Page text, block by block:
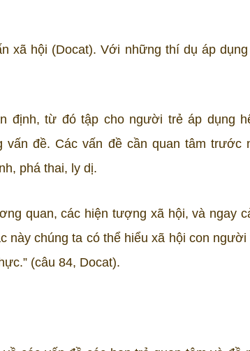
xã hội (Docat). Với những thí dụ áp
định, từ đó tập cho người trẻ áp dụng
đề. Các vấn đề cần quan tâm trước
phá thai, ly dị.
quan, các hiện tượng xã hội, và ngay
này chúng ta có thể hiểu xã hội con người
(câu 84, Docat).